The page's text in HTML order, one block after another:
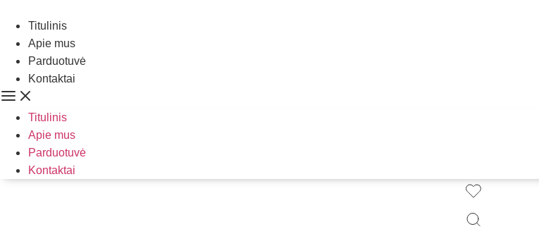
prie
turinio
Titulinis
Apie mus
Parduotuvė
Kontaktai
Titulinis
Apie mus
Parduotuvė
Kontaktai